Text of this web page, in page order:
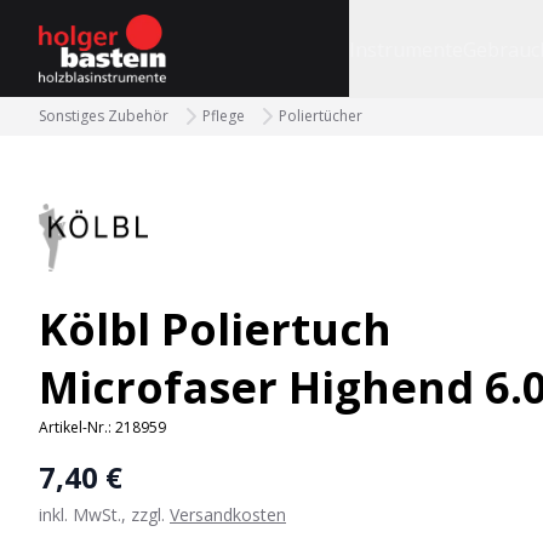
bastein
Sonstiges Zubehör Pflege Poliertücher
Kölbl Poliertuch
Microfaser Highend
Artikel-Nr.: 218959
7,40 €
inkl. MwSt., zzgl. Versandkosten